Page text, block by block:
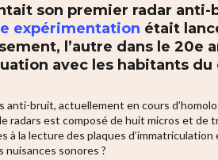
son premier radar
expérimentation était
l’autre dans le 20e
avec les habitants
anti-bruit, actuellement en cours
radars est composé de huit micros et de
à la lecture des plaques
nuisances sonores ?